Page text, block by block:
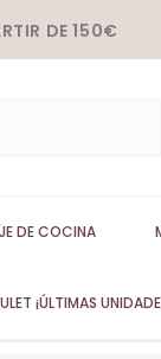
DE 150€
DE COCINA
¡ÚLTIMAS